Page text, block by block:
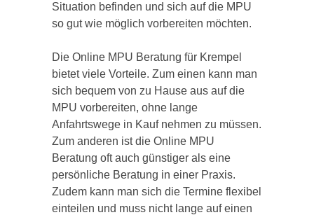
Situation befinden und sich auf die MPU
so gut wie möglich vorbereiten möchten.
Die Online MPU Beratung für Krempel
bietet viele Vorteile. Zum einen kann man
sich bequem von zu Hause aus auf die
MPU vorbereiten, ohne lange
Anfahrtswege in Kauf nehmen zu müssen.
Zum anderen ist die Online MPU
Beratung oft auch günstiger als eine
persönliche Beratung in einer Praxis.
Zudem kann man sich die Termine flexibel
einteilen und muss nicht lange auf einen